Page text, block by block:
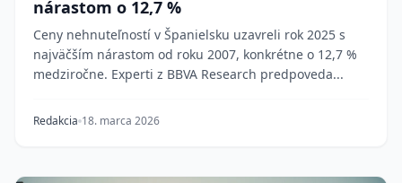
nárastom o 12,7 %
Ceny nehnuteľností v Španielsku uzavreli rok 2025 s
najväčším nárastom od roku 2007, konkrétne o 12,7 %
medziročne. Experti z BBVA Research predpoveda...
Redakcia 18. marca 2026